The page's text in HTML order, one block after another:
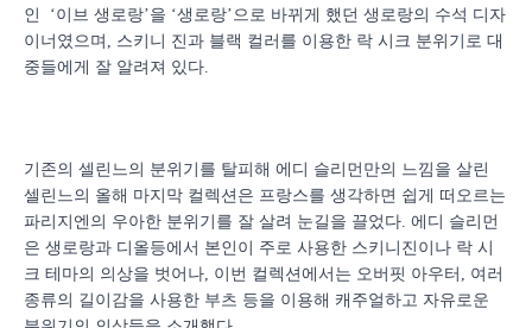
인 ‘이브 생로랑’을 ‘생로랑’으로 바뀌게 했던 생로랑의 수석 디자
이너였으며, 스키니 진과 블랙 컬러를 이용한 락 시크 분위기로 대
중들에게 잘 알려져 있다.
기존의 셀린느의 분위기를 탈피해 에디 슬리먼만의 느낌을 살린
셀린느의 올해 마지막 컬렉션은 프랑스를 생각하면 쉽게 떠오르는
파리지엔의 우아한 분위기를 잘 살려 눈길을 끌었다. 에디 슬리먼
은 생로랑과 디올등에서 본인이 주로 사용한 스키니진이나 락 시
크 테마의 의상을 벗어나, 이번 컬렉션에서는 오버핏 아우터, 여러
종류의 길이감을 사용한 부츠 등을 이용해 캐주얼하고 자유로운